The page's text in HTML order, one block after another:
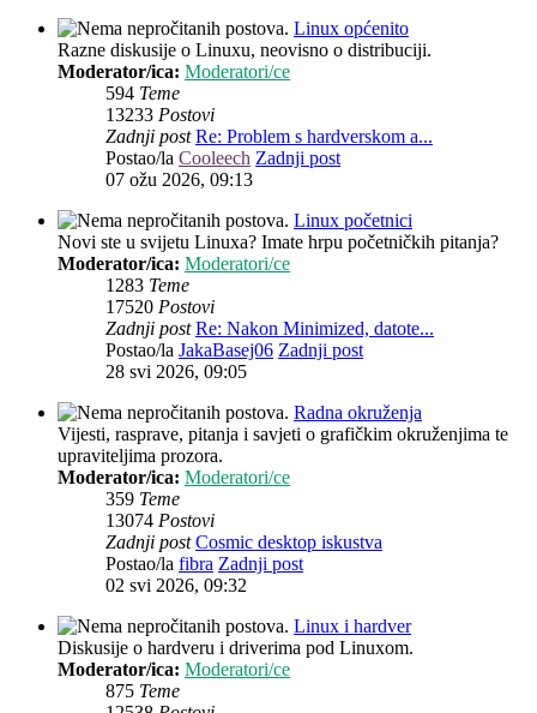
Linux općenito
Razne diskusije o Linuxu, neovisno o distribuciji.
Moderator/ica: Moderatori/ce
594 Teme
13233 Postovi
Zadnji post Re: Problem s hardverskom a...
Postao/la Cooleech Zadnji post
07 ožu 2026, 09:13
Linux početnici
Novi ste u svijetu Linuxa? Imate hrpu početničkih pitanja?
Moderator/ica: Moderatori/ce
1283 Teme
17520 Postovi
Zadnji post Re: Nakon Minimized, datote...
Postao/la JakaBasej06 Zadnji post
28 svi 2026, 09:05
Radna okruženja
Vijesti, rasprave, pitanja i savjeti o grafičkim okruženjima te
upraviteljima prozora.
Moderator/ica: Moderatori/ce
359 Teme
13074 Postovi
Zadnji post Cosmic desktop iskustva
Postao/la fibra Zadnji post
02 svi 2026, 09:32
Linux i hardver
Diskusije o hardveru i driverima pod Linuxom.
Moderator/ica: Moderatori/ce
875 Teme